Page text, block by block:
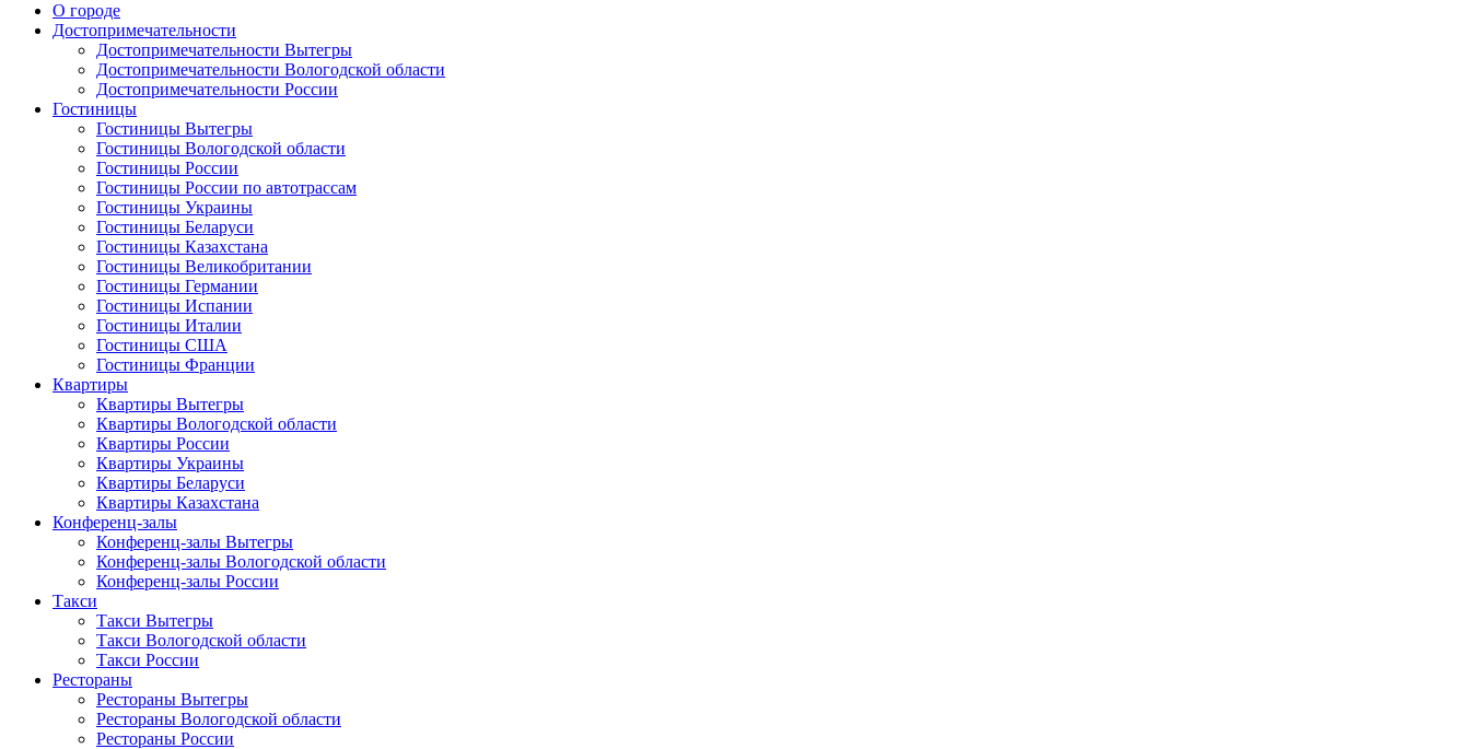
О городе
Достопримечательности
Достопримечательности Вытегры
Достопримечательности Вологодской области
Достопримечательности России
Гостиницы
Гостиницы Вытегры
Гостиницы Вологодской области
Гостиницы России
Гостиницы России по автотрассам
Гостиницы Украины
Гостиницы Беларуси
Гостиницы Казахстана
Гостиницы Великобритании
Гостиницы Германии
Гостиницы Испании
Гостиницы Италии
Гостиницы США
Гостиницы Франции
Квартиры
Квартиры Вытегры
Квартиры Вологодской области
Квартиры России
Квартиры Украины
Квартиры Беларуси
Квартиры Казахстана
Конференц-залы
Конференц-залы Вытегры
Конференц-залы Вологодской области
Конференц-залы России
Такси
Такси Вытегры
Такси Вологодской области
Такси России
Рестораны
Рестораны Вытегры
Рестораны Вологодской области
Рестораны России